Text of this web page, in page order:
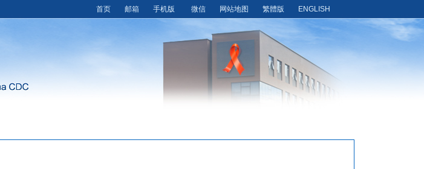
首页 邮箱 手机版 微信 网站地图 繁體版 ENGLISH